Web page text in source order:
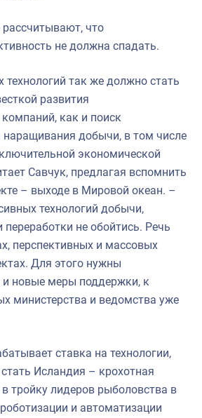
что
не должна спадать.
технологий так же должно стать
развития
как и поиск
наращивания добычи, в том числе
экономической
Савчук, предлагая вспомнить
– выходе в Мировой океан. –
технологий добычи,
переработки не обойтись. Речь
перспективных и массовых
Для этого нужны
новые меры поддержки, к
министерства и ведомства уже
ставка на технологии,
Исландия – крохотная
тройку лидеров рыболовства в
и автоматизации